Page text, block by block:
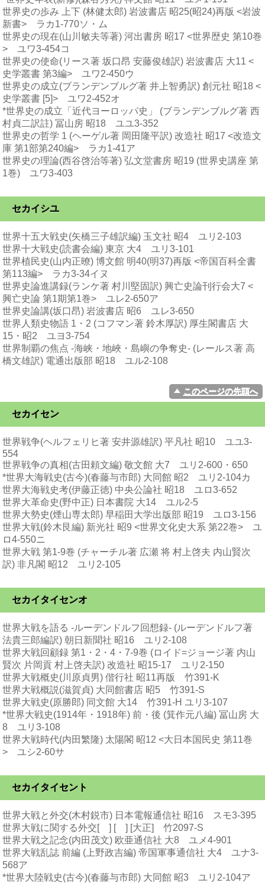
世界史の歩み 上下 (林健太郎) 岩波書店 昭25(昭24)再版 <岩波
新書> ラカ1-770ソ・ム
世界史の現在(山川敏夫等著) 河出書房 昭17 <世界歴史 第10巻
> ユワ3-454コ
世界史の使命(リース著 坂口昂 安藤俊雄訳) 岩波書店 大11 <
史学叢書 第3編> ユワ2-450ウ
世界史の成立(ブランデンブルグ著 井上智勇訳) 創元社 昭18 <
史学叢書 [5]> ユワ2-452オ
*世界史の成立「近代ヨーロッパ史」 (ブランデンブルグ著 西
村貞二訳註) 冨山房 昭18 ユユ3-352
世界史の哲学 1 (ヘーゲル著 岡田隆平訳) 改造社 昭17 <改造文
庫 第1部第240編> ラカ1-41ア
世界史の理論(西谷啓治等著) 弘文堂書房 昭19 (世界史講座 第
1巻) ユワ3-403
セカイシユ
世界十五大戦史(矢橋三子雄訳編) 玉文社 昭4 ユリ2-103
世界十大戦史(読書会編) 東京 大4 ユリ3-101
世界植民史(山内正暸) 博文館 明40(明37)再版 <帝国百科全書
第113編> ラカ3-34イヌ
世界史論進講録(ランケ著 村川堅固訳) 興亡史論刊行会大7 <
興亡史論 第1期第1巻> ユレ2-650ア
世界史論講(坂口昂) 岩波書店 昭6 ユレ3-650
世界人類史物語 1・2 (コフマン著 鈴木厚訳) 厚生閣書店 大
15・昭2 ユヨ3-754
世界制覇の焦点 -海峡・地峽・島嶼の争奪史- (レールス著 高
橋文雄訳) 電通出版部 昭18 ユル2-108
このページの先頭へ
セカイセン
世界戦争(ヘルフェリヒ著 安井源雄訳) 平凡社 昭10 ユユ3-
554
世界戦争の真相(古田頼文編) 敬文館 大7 ユリ2-600・650
*世界大海戦史(古今)(春藤与市郎) 大同館 昭2 ユリ2-104カ
世界大海戦史考(伊藤正徳) 中央公論社 昭18 ユロ3-652
世界大革命史(野中正) 日本書院 大14 ユル2-5
世界大勢史(煙山専太郎) 早稲田大学出版部 昭19 ユロ3-156
世界大戦(鈴木艮編) 新光社 昭9 <世界文化史大系 第22巻> ユ
ロ4-550ニ
世界大戦 第1-9巻 (チャーチル著 広瀬 将 村上啓夫 内山賢次
訳) 非凡閣 昭12 ユリ2-105
セカイタイセンオ
世界大戦を語る -ルーデンドルフ回想録- (ルーデンドルフ著
法貴三郎編訳) 朝日新聞社 昭16 ユリ2-108
世界大戦回顧録 第1・2・4・7-9巻 (ロイド=ジョージ著 内山
賢次 片岡貢 村上啓夫訳) 改造社 昭15-17 ユリ2-150
世界大戦概史(川原貞男) 偕行社 昭11再版 竹391-K
世界大戦概説(滋賀貞) 大同館書店 昭5 竹391-S
世界大戦史(原勝郎) 同文館 大14 竹391-H ユリ3-107
*世界大戦史(1914年・1918年) 前・後 (箕作元八編) 冨山房 大
8 ユリ3-108
世界大戦時代(内田繁隆) 太陽閣 昭12 <大日本国民史 第11巻
> ユシ2-60サ
セカイタイセント
世界大戦と外交(木村鋭市) 日本電報通信社 昭16 スモ3-395
世界大戦に関する外交[ ] [ ] [大正] 竹2097-S
世界大戦之記念(内田茂文) 欧亜通信社 大8 ユメ4-901
世界大戦乱誌 前編 (上野政吉編) 帝国軍事通信社 大4 ユナ3-
568ア
*世界大陸戦史(古今)(春藤与市郎) 大同館 昭3 ユリ2-104ア